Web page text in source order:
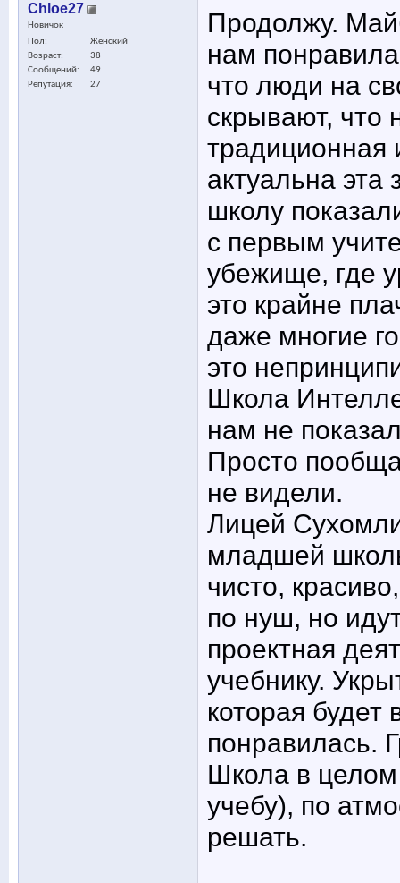
Chloe27
Новичок
Пол
Женский
Возраст
38
Сообщений
49
Репутация
27
Продолжу.
нам
что люди на
скрывают, что
традиционная
актуальна
школу
с первым
убежище, где
это крайне
даже многие
это
Школа
нам не
Просто
не видели.
Лицей
младшей
чисто,
по нуш, но
проектная
учебнику.
которая будет
понравилась.
Школа в целом
учебу), по
решать.